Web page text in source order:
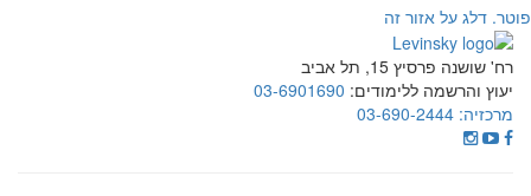
דלג על אזור זה
רח' שושנה פרסיץ 15, תל אביב
יעוץ והרשמה ללימודים: 03-6901690
מרכזיה: 03-690-2444